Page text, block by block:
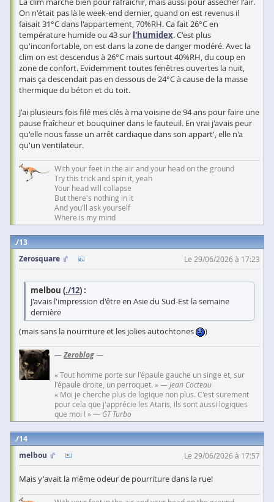
On n'était pas là le week-end dernier, quand on est revenus il
faisait 31°C dans l'appartement, 70%RH. Ca fait 26°C en
température humide ou 43 sur l'humidex. C'est plus
qu'inconfortable, on est dans la zone de danger modéré. Avec la
clim on est descendus à 26°C mais surtout 40%RH, du coup en
zone de confort. Evidemment toutes fenêtres ouvertes la nuit,
mais ça descendait pas en dessous de 24°C à cause de la masse
thermique du béton et du toit.
J'ai plusieurs fois filé mes clés à ma voisine de 94 ans pour faire une
pause fraîcheur et bouquiner dans le fauteuil. En vrai j'avais peur
qu'elle nous fasse un arrêt cardiaque dans son appart', elle n'a
qu'un ventilateur.
With your feet in the air and your head on the ground
Try this trick and spin it, yeah
Your head will collapse
But there's nothing in it
And you'll ask yourself
Where is my mind
13
Zerosquare
Le 29/06/2026 à 17:23
melbou (./12) :
J'avais l'impression d'être en Asie du Sud-Est la semaine
dernière
(mais sans la nourriture et les jolies autochtones
)
—Zeroblog—
« Tout homme porte sur l'épaule gauche un singe et, sur
l'épaule droite, un perroquet. » —Jean Cocteau
« Moi je cherche plus de logique non plus. C'est surement
pour cela que j'apprécie les Ataris, ils sont aussi logiques
que moi ! » — GT Turbo
14
melbou
Le 29/06/2026 à 17:57
Mais y'avait la même odeur de pourriture dans la rue!